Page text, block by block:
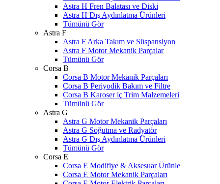
Astra H Fren Balatası ve Diski
Astra H Dış Aydınlatma Ürünleri
Tümünü Gör
Astra F
Astra F Arka Takım ve Süspansiyon
Astra F Motor Mekanik Parçalar
Tümünü Gör
Corsa B
Corsa B Motor Mekanik Parçaları
Corsa B Periyodik Bakım ve Filtre
Corsa B Karoser iç Trim Malzemeleri
Tümünü Gör
Astra G
Astra G Motor Mekanik Parçaları
Astra G Soğutma ve Radyatör
Astra G Dış Aydınlatma Ürünleri
Tümünü Gör
Corsa E
Corsa E Modifiye & Aksesuar Ürünle
Corsa E Motor Mekanik Parçaları